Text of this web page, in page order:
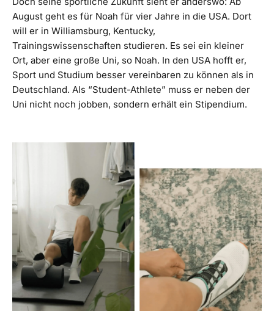
August geht es für Noah für vier Jahre in die USA. Dort
will er in Williamsburg, Kentucky,
Trainingswissenschaften studieren. Es sei ein kleiner
Ort, aber eine große Uni, so Noah. In den USA hofft er,
Sport und Studium besser vereinbaren zu können als in
Deutschland. Als “Student-Athlete” muss er neben der
Uni nicht noch jobben, sondern erhält ein Stipendium.